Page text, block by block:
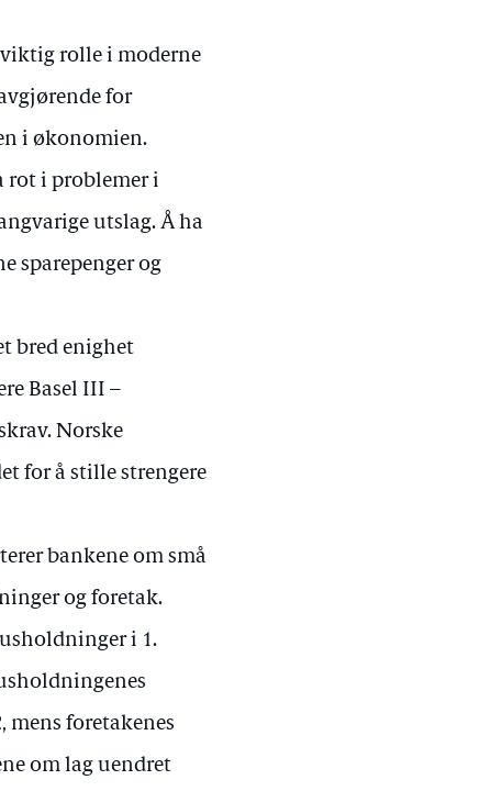
rolle i moderne
for
i økonomien.
rot i problemer i
utslag. Å ha
sparepenger og
bred enighet
Basel III –
Norske
for å stille strengere
bankene om små
og foretak.
i 1.
mens foretakenes
om lag uendret